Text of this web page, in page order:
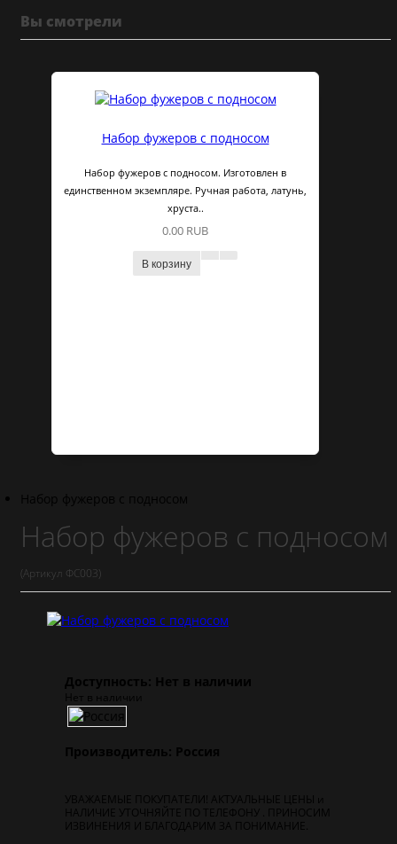
Вы смотрели
Набор фужеров с подносом
Набор фужеров с подносом. Изготовлен в
единственном экземпляре. Ручная работа, латунь,
хруста..
0.00 RUB
В корзину
Набор фужеров с подносом
Набор фужеров с подносом
(Артикул ФС003)
Доступность: Нет в наличии
Нет в наличии
Производитель: Россия
УВАЖАЕМЫЕ ПОКУПАТЕЛИ! АКТУАЛЬНЫЕ ЦЕНЫ и
НАЛИЧИЕ УТОЧНЯЙТЕ ПО ТЕЛЕФОНУ . ПРИНОСИМ
ИЗВИНЕНИЯ И БЛАГОДАРИМ ЗА ПОНИМАНИЕ.